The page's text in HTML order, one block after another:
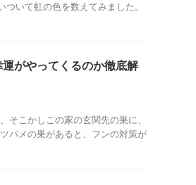
いて虹の色を数えてみました。
がやってくるのか徹底解
そこかしこの家の玄関先の巣に、
バメの巣があると、フンの対策が